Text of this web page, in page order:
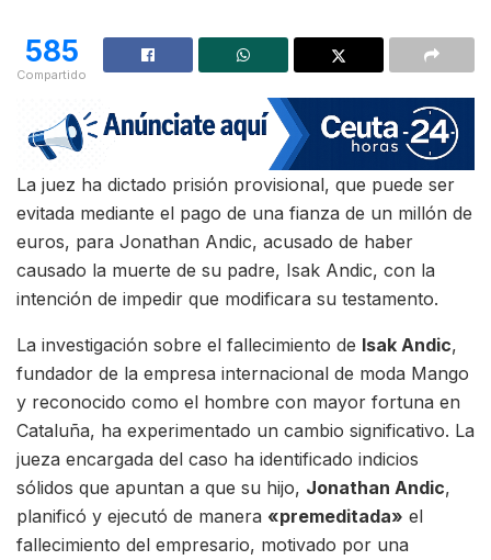
585
Compartido
La juez ha dictado prisión provisional, que puede ser
evitada mediante el pago de una fianza de un millón de
euros, para Jonathan Andic, acusado de haber
causado la muerte de su padre, Isak Andic, con la
intención de impedir que modificara su testamento.
La investigación sobre el fallecimiento de Isak Andic,
fundador de la empresa internacional de moda Mango
y reconocido como el hombre con mayor fortuna en
Cataluña, ha experimentado un cambio significativo. La
jueza encargada del caso ha identificado indicios
sólidos que apuntan a que su hijo, Jonathan Andic,
planificó y ejecutó de manera «premeditada» el
fallecimiento del empresario, motivado por una